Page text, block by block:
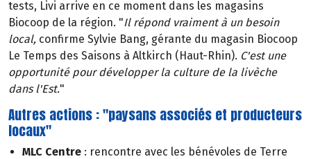
tests, Livi arrive en ce moment dans les magasins
Biocoop de la région. "Il répond vraiment à un besoin
local, confirme Sylvie Bang, gérante du magasin Biocoop
Le Temps des Saisons à Altkirch (Haut-Rhin). C'est une
opportunité pour développer la culture de la livèche
dans l'Est."
Autres actions : "paysans associés et producteurs
locaux"
MLC Centre : rencontre avec les bénévoles de Terre